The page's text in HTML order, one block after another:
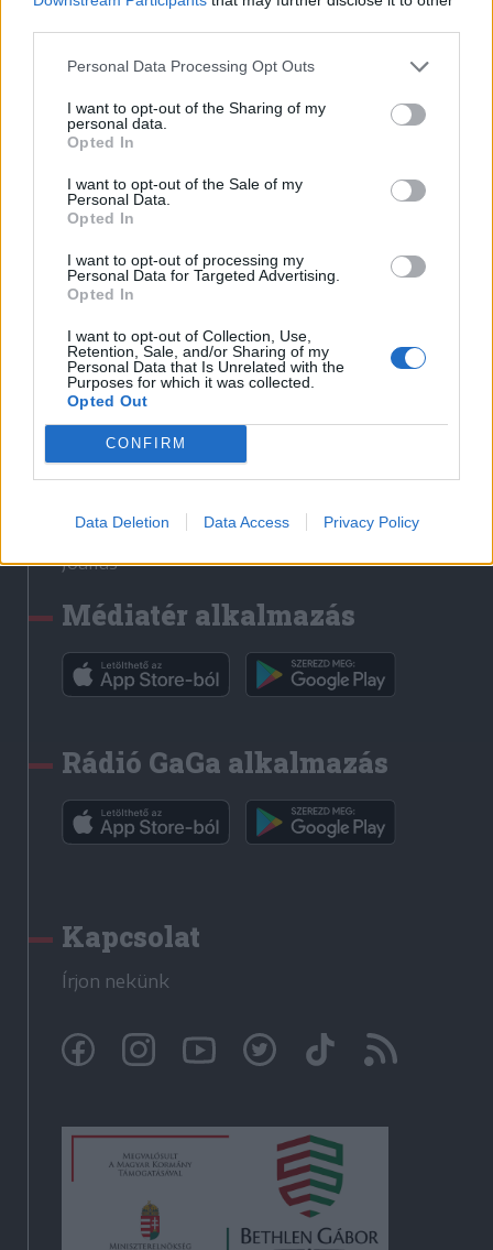
Personal Data Processing Opt Outs
I want to opt-out of the Sharing of my
personal data.
Opted In
I want to opt-out of the Sale of my
Personal Data.
Opted In
I want to opt-out of processing my
Personal Data for Targeted Advertising.
Opted In
I want to opt-out of Collection, Use,
Retention, Sale, and/or Sharing of my
Personal Data that Is Unrelated with the
Purposes for which it was collected.
Opted Out
CONFIRM
Data Deletion Data Access Privacy Policy
Nyomtatott lapjaink archívuma
Székely Hírmondó archívuma
Sütibeállítások
Médiatér
Liget
Krónika
Bihari Napló
Erdélyi Napló
Főtér
Rádió GaGa
Jóállás
Médiatér alkalmazás
Rádió GaGa alkalmazás
Kapcsolat
Írjon nekünk